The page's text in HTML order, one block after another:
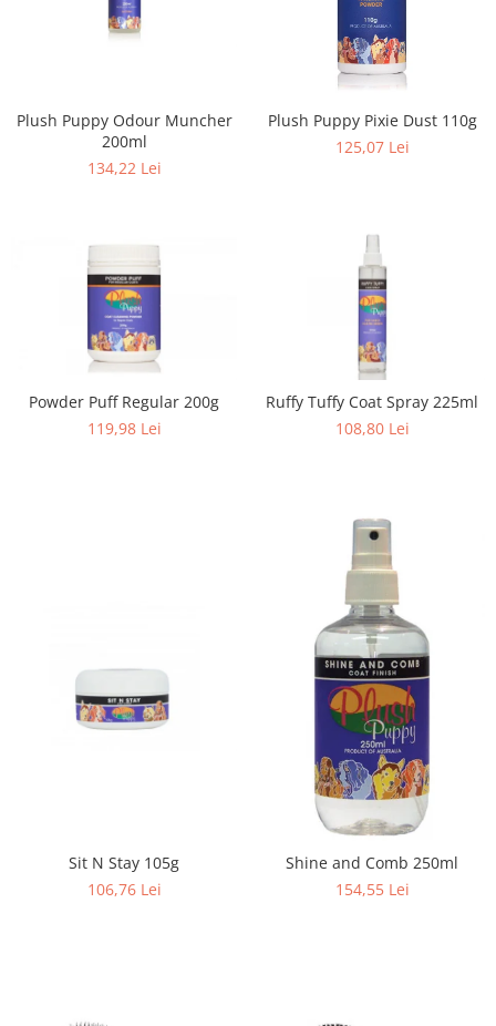
Plush Puppy Odour Muncher
200ml
134,22 Lei
Plush Puppy Pixie Dust 110g
125,07 Lei
Powder Puff Regular 200g
119,98 Lei
Ruffy Tuffy Coat Spray 225ml
108,80 Lei
Sit N Stay 105g
106,76 Lei
Shine and Comb 250ml
154,55 Lei